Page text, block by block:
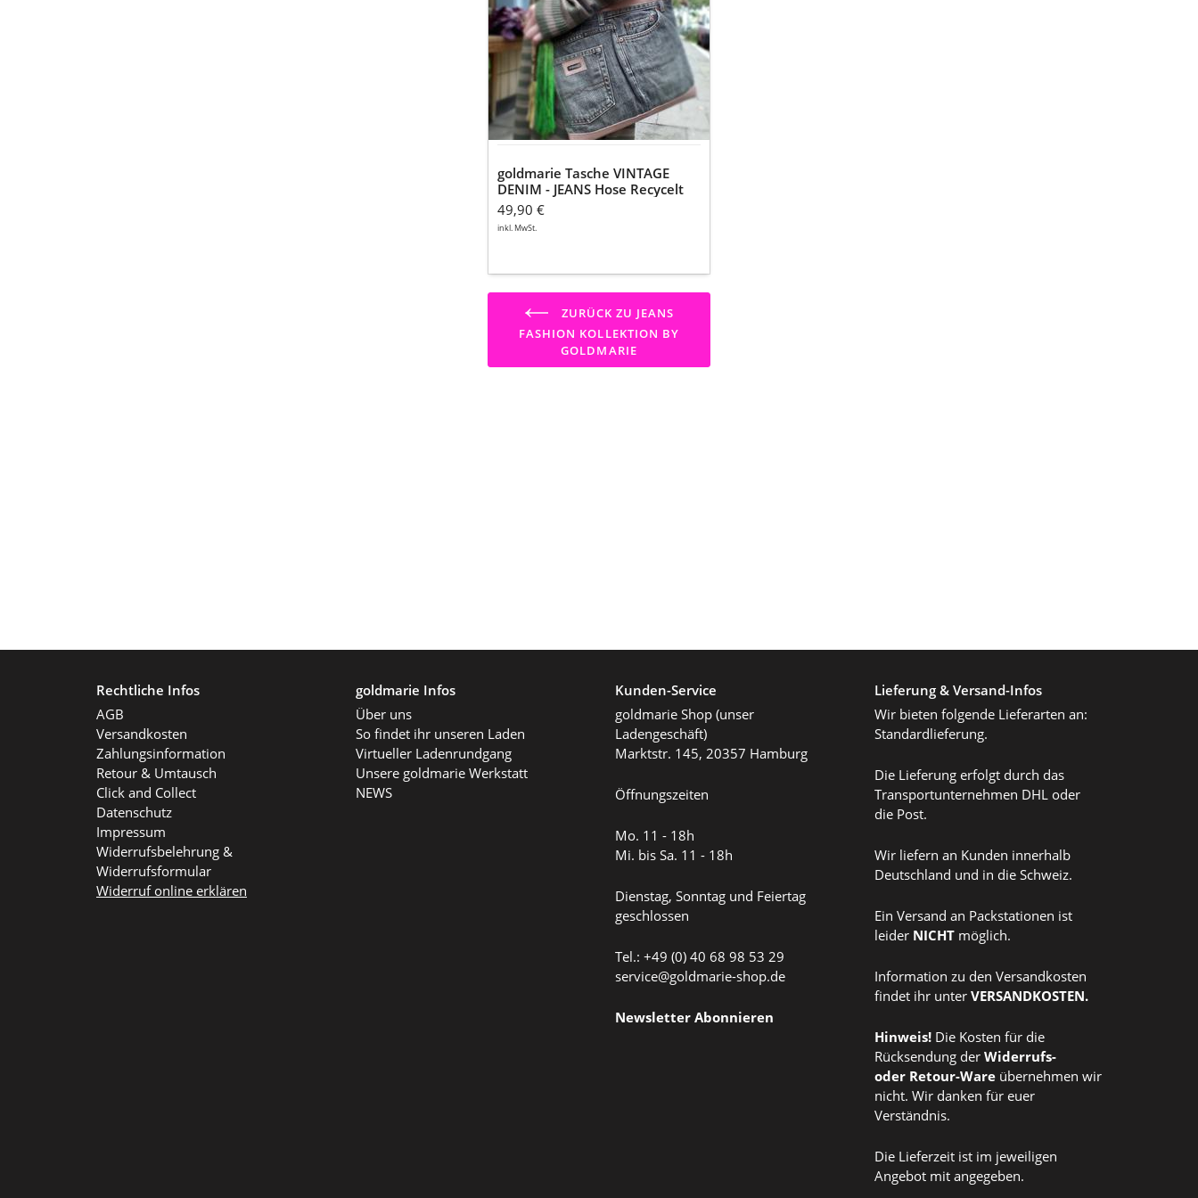
DENIM
-
JEANS
Hose
Recycelt
helles
jeansblau
goldmarie Tasche VINTAGE
DENIM - JEANS Hose Recycelt
- helles jeansblau
49,90 €
inkl. MwSt.
ZURÜCK ZU JEANS
FASHION KOLLEKTION BY
GOLDMARIE
Rechtliche Infos
AGB
Versandkosten
Zahlungsinformation
Retour & Umtausch
Click and Collect
Datenschutz
Impressum
Widerrufsbelehrung &
Widerrufsformular
Widerruf online erklären
goldmarie Infos
Über uns
So findet ihr unseren Laden
Virtueller Ladenrundgang
Unsere goldmarie Werkstatt
NEWS
Kunden-Service
goldmarie Shop (unser
Ladengeschäft)
Marktstr. 145, 20357 Hamburg
Öffnungszeiten
Mo. 11 - 18h
Mi. bis Sa. 11 - 18h
Dienstag, Sonntag und Feiertag
geschlossen
Tel.: +49 (0) 40 68 98 53 29
service@goldmarie-shop.de
Newsletter Abonnieren
Lieferung & Versand-Infos
Wir bieten folgende Lieferarten an:
Standardlieferung.
Die Lieferung erfolgt durch das
Transportunternehmen DHL oder
die Post.
Wir liefern an Kunden innerhalb
Deutschland und in die Schweiz.
Ein Versand an Packstationen ist
leider NICHT möglich.
Information zu den Versandkosten
findet ihr unter VERSANDKOSTEN.
Hinweis! Die Kosten für die
Rücksendung der Widerrufs-
oder Retour-Ware übernehmen wir
nicht. Wir danken für euer
Verständnis.
Die Lieferzeit ist im jeweiligen
Angebot mit angegeben.